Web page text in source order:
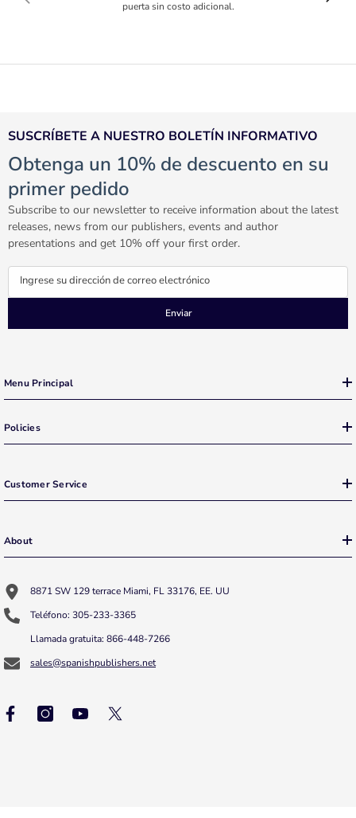
puerta sin costo adicional.
SUSCRÍBETE A NUESTRO BOLETÍN INFORMATIVO
Obtenga un 10% de descuento en su
primer pedido
Subscribe to our newsletter to receive information about the latest
releases, news from our publishers, events and author
presentations and get 10% off your first order.
Ingrese su dirección de correo electrónico
Enviar
Menu Principal
Policies
Customer Service
About
8871 SW 129 terrace Miami, FL 33176, EE. UU
Teléfono: 305-233-3365
Llamada gratuita: 866-448-7266
sales@spanishpublishers.net